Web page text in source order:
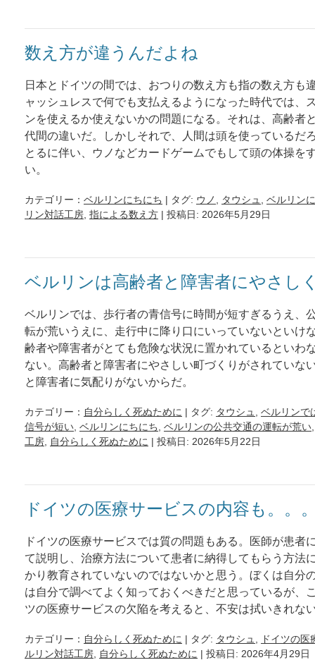
数え方が違うんだよね
日本とドイツの間では、おつりの数え方も指の数え方も
ャッシュレスで何でも支払えるようになった時代では、
ンを使えるか使えないかの問題になる。それは、高齢者
代間の違いだ。しかしそれで、人間は頭を使っているだ
とるに伴い、ウノなどカードゲームでもして頭の体操を
い。
カテゴリー： ベルリンにちにち | タグ: ウノ タウシュ
ベルリン
リン対話工房 指による数え方 | 投稿日: 2026年5月29日
ベルリンは高齢者と障害者にやさし
ベルリンでは、歩行者の青信号に時間が短すぎるうえ、
転が荒いうえに、走行中に降り口にいっていないといけ
齢者や障害者がとても危険な状況に置かれているといわ
ない。高齢者と障害者にやさしい町づくりがされていな
と障害者に気配りがないからだ。
カテゴリー： 自分らしく死ぬために | タグ: タウシュ
ベルリンで
信号が短い ベルリンにちにち ベルリンの公共交通の運転が荒い
工房
自分らしく死ぬために | 投稿日: 2026年5月22日
ドイツの医療サービスの内容も。。
ドイツの医療サービスでは質の問題もある。医師が患者
て説明し、治療方法について患者に納得してもらう方法
かり教育されていないのではないかと思う。ぼくは自分
は自分で調べてよく知っておくべきだと思っているが、
ツの医療サービスの欠陥を考えると、不安は拭いきれな
カテゴリー： 自分らしく死ぬために | タグ: タウシュ
ドイツの医
ルリン対話工房
自分らしく死ぬために | 投稿日: 2026年4月29日